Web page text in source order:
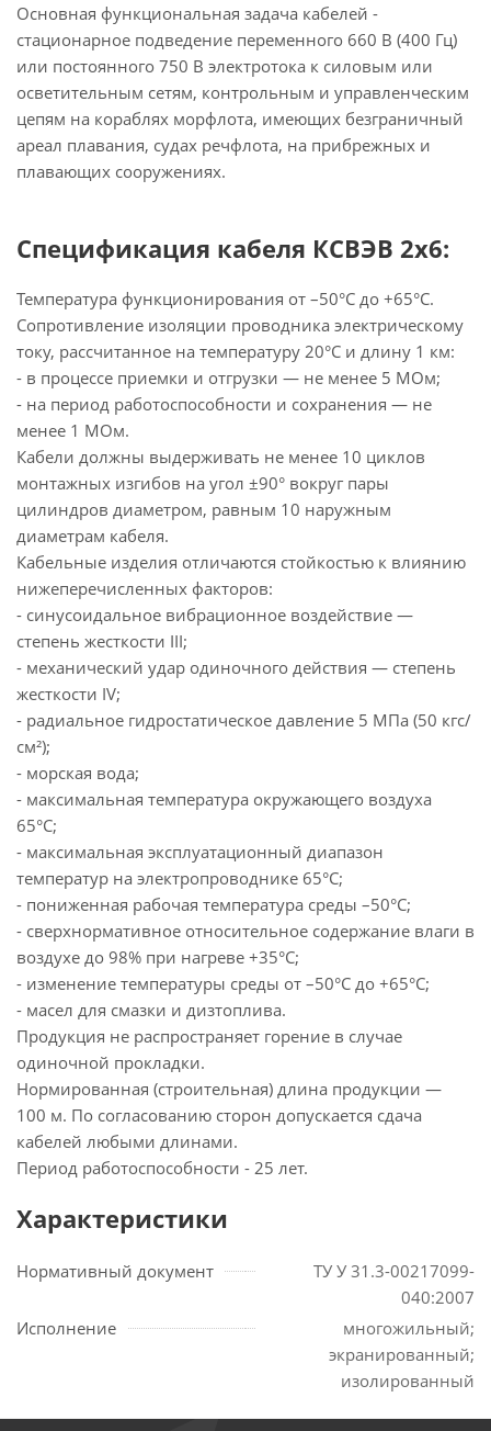
Основная функциональная задача кабелей -
стационарное подведение переменного 660 В (400 Гц)
или постоянного 750 В электротока к силовым или
осветительным сетям, контрольным и управленческим
цепям на кораблях морфлота, имеющих безграничный
ареал плавания, судах речфлота, на прибрежных и
плавающих сооружениях.
Спецификация кабеля КСВЭВ 2х6:
Температура функционирования от –50°С до +65°С.
Сопротивление изоляции проводника электрическому
току, рассчитанное на температуру 20°С и длину 1 км:
- в процессе приемки и отгрузки — не менее 5 МОм;
- на период работоспособности и сохранения — не
менее 1 МОм.
Кабели должны выдерживать не менее 10 циклов
монтажных изгибов на угол ±90° вокруг пары
цилиндров диаметром, равным 10 наружным
диаметрам кабеля.
Кабельные изделия отличаются стойкостью к влиянию
нижеперечисленных факторов:
- синусоидальное вибрационное воздействие —
степень жесткости ІІІ;
- механический удар одиночного действия — степень
жесткости ІV;
- радиальное гидростатическое давление 5 МПа (50 кгс/
см²);
- морская вода;
- максимальная температура окружающего воздуха
65°С;
- максимальная эксплуатационный диапазон
температур на электропроводнике 65°С;
- пониженная рабочая температура среды –50°С;
- сверхнормативное относительное содержание влаги в
воздухе до 98% при нагреве +35°С;
- изменение температуры среды от –50°С до +65°С;
- масел для смазки и дизтоплива.
Продукция не распространяет горение в случае
одиночной прокладки.
Нормированная (строительная) длина продукции —
100 м. По согласованию сторон допускается сдача
кабелей любыми длинами.
Период работоспособности - 25 лет.
Характеристики
Нормативный документ
ТУ У 31.3-00217099-
040:2007
Исполнение
многожильный;
экранированный;
изолированный